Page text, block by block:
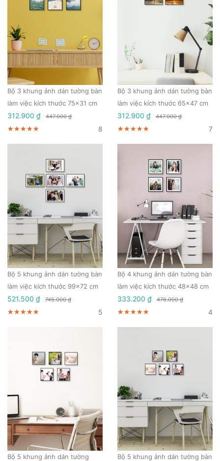
Bộ 3 khung ảnh dán tường bàn
làm việc kích thước 75x31 cm
312.900 ₫
447.000 ₫
★★★★★
★★★★★
★★★★★ 8
Bộ 3 khung ảnh dán tường bàn
làm việc kích thước 65x47 cm
312.900 ₫
447.000 ₫
★★★★★
★★★★★
★★★★★ 7
Bộ 5 khung ảnh dán tường bàn
làm việc kích thước 99x72 cm
521.500 ₫
745.000 ₫
★★★★★
★★★★★
★★★★★ 5
Bộ 4 khung ảnh dán tường bàn
làm việc kích thước 48x48 cm
333.200 ₫
476.000 ₫
★★★★★
★★★★★
★★★★★ 4
Bộ 5 khung ảnh dán tường
Bộ 5 khung ảnh dán tường bàn